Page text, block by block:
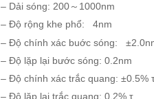
– Dải sóng: 200～1000nm
– Độ rộng khe phổ: 4nm
– Độ chính xác buớc sóng:
– Độ lặp lại bước sóng: 0.2nm
– Độ chính xác trắc quang: ±0.5%
– Độ lặp lại trắc quang: 0.2% τ